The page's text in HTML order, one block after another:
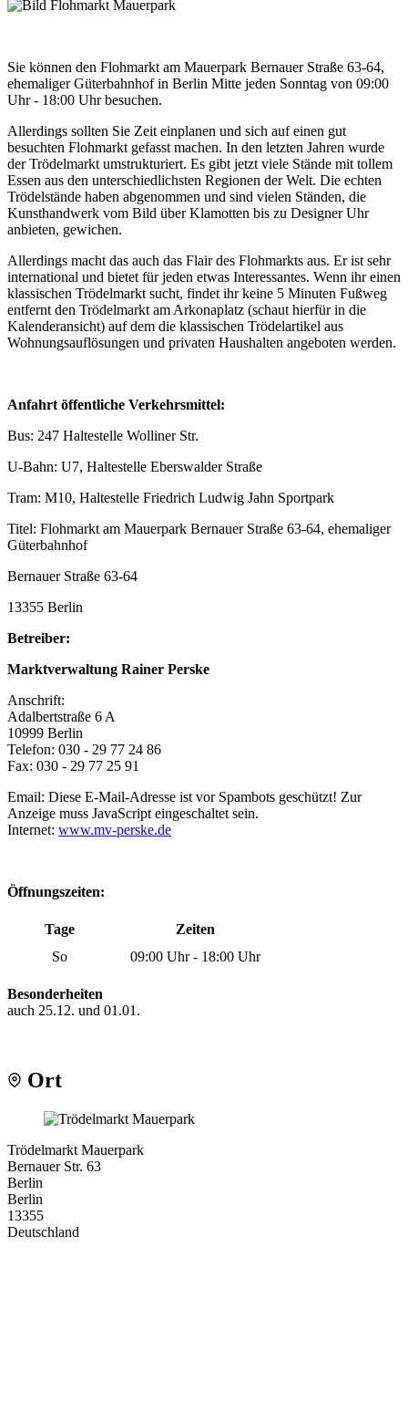
Sie können den Flohmarkt am Mauerpark Bernauer Straße 63-64,
ehemaliger Güterbahnhof in Berlin Mitte jeden Sonntag von 09:00
Uhr - 18:00 Uhr besuchen.
Allerdings sollten Sie Zeit einplanen und sich auf einen gut
besuchten Flohmarkt gefasst machen. In den letzten Jahren wurde
der Trödelmarkt umstrukturiert. Es gibt jetzt viele Stände mit tollem
Essen aus den unterschiedlichsten Regionen der Welt. Die echten
Trödelstände haben abgenommen und sind vielen Ständen, die
Kunsthandwerk vom Bild über Klamotten bis zu Designer Uhr
anbieten, gewichen.
Allerdings macht das auch das Flair des Flohmarkts aus. Er ist sehr
international und bietet für jeden etwas Interessantes. Wenn ihr einen
klassischen Trödelmarkt sucht, findet ihr keine 5 Minuten Fußweg
entfernt den Trödelmarkt am Arkonaplatz (schaut hierfür in die
Kalenderansicht) auf dem die klassischen Trödelartikel aus
Wohnungsauflösungen und privaten Haushalten angeboten werden.
Anfahrt öffentliche Verkehrsmittel:
Bus: 247 Haltestelle Wolliner Str.
U-Bahn: U7, Haltestelle Eberswalder Straße
Tram: M10, Haltestelle Friedrich Ludwig Jahn Sportpark
Titel: Flohmarkt am Mauerpark Bernauer Straße 63-64, ehemaliger
Güterbahnhof
Bernauer Straße 63-64
13355 Berlin
Betreiber:
Marktverwaltung Rainer Perske
Anschrift:
Adalbertstraße 6 A
10999 Berlin
Telefon: 030 - 29 77 24 86
Fax: 030 - 29 77 25 91
Email: Diese E-Mail-Adresse ist vor Spambots geschützt! Zur
Anzeige muss JavaScript eingeschaltet sein.
Internet: www.mv-perske.de
Öffnungszeiten:
Tage
Zeiten
So
09:00 Uhr - 18:00 Uhr
Besonderheiten
auch 25.12. und 01.01.
Ort
Trödelmarkt Mauerpark
Bernauer Str. 63
Berlin
Berlin
13355
Deutschland